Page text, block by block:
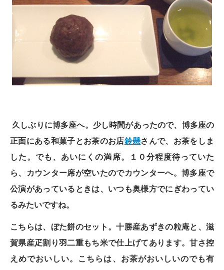
久しぶりに博多座へ。少し時間があったので、博多座の
正面にある和菓子とお茶のお店鈴懸さんで、お茶をしま
した。でも、あいにくの満席。１０分程度待っていた
ら、カウンター席が空いたのでカウンターへ。博多座で
公演があっているときは、いつも奥様方でにぎわってい
るみたいですね。
こちらは、ぼた餅のセット。十勝産あずきの粒庵と、滋
賀県産疋割り羽二重もち米で仕上げてあります。甘さ控
えめでおいしい。こちらは、お茶がおいしいのでも有